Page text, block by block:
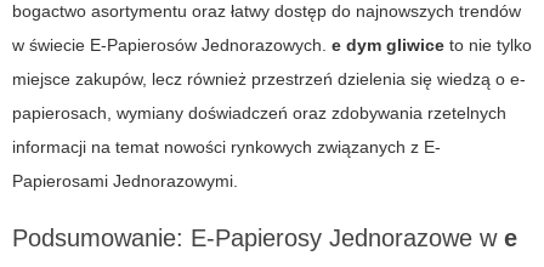
bogactwo asortymentu oraz łatwy dostęp do najnowszych trendów
w świecie E-Papierosów Jednorazowych. e dym gliwice to nie tylko
miejsce zakupów, lecz również przestrzeń dzielenia się wiedzą o e-
papierosach, wymiany doświadczeń oraz zdobywania rzetelnych
informacji na temat nowości rynkowych związanych z E-
Papierosami Jednorazowymi.
Podsumowanie: E-Papierosy Jednorazowe w e